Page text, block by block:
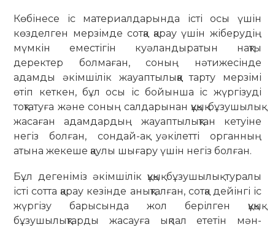
Көбінесе іс материалдарында істі осы үшін
көзделген мерзімде сотқа қарау үшін жіберудің
мүмкін еместігін куәландыратын нақты
деректер болмаған, соның нәтижесінде
адамды әкімшілік жауаптылыққа тарту мерзімі
өтіп кеткен, бұл осы іс бойынша іс жүргізуді
тоқтатуға және соның салдарынан құқық бұзушылық
жасаған адамдардың жауаптылықтан кетуіне
негіз болған, сондай-ақ уәкілетті органның
атына жекеше қаулы шығару үшін негіз болған.
Бұл дегеніміз әкімшілік құқық бұзушылық туралы
істі сотта қарау кезінде анықталған, сотқа дейінгі іс
жүргізу барысында жол берілген құқық
бұзушылықтарды жасауға ықпал ететін мән-